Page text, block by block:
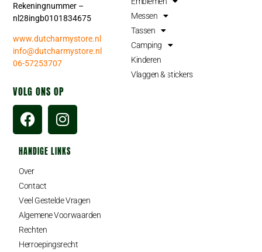
Rekeningnummer –
nl28ingb0101834675
www.dutcharmystore.nl
info@dutcharmystore.nl
06-57253707
VOLG ONS OP
Messen
Tassen
Camping
Kinderen
Vlaggen & stickers
HANDIGE LINKS
Over
Contact
Veel Gestelde Vragen
Algemene Voorwaarden
Rechten
Herroepingsrecht